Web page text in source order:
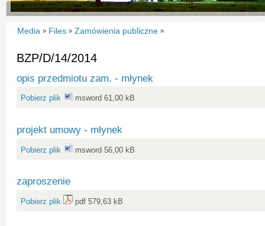
Media » Files » Zamówienia publiczne »
BZP/D/14/2014
opis przedmiotu zam. - młynek
Pobierz plik msword 61,00 kB
projekt umowy - młynek
Pobierz plik msword 56,00 kB
zaproszenie
Pobierz plik pdf 579,63 kB